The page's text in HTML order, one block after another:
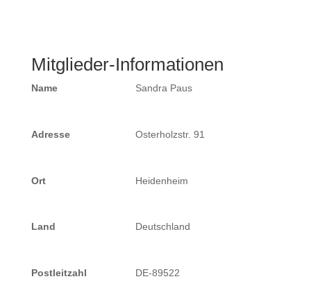
Mitglieder-Informationen
Name Sandra Paus
Adresse Osterholzstr. 91
Ort Heidenheim
Land Deutschland
Postleitzahl DE-89522